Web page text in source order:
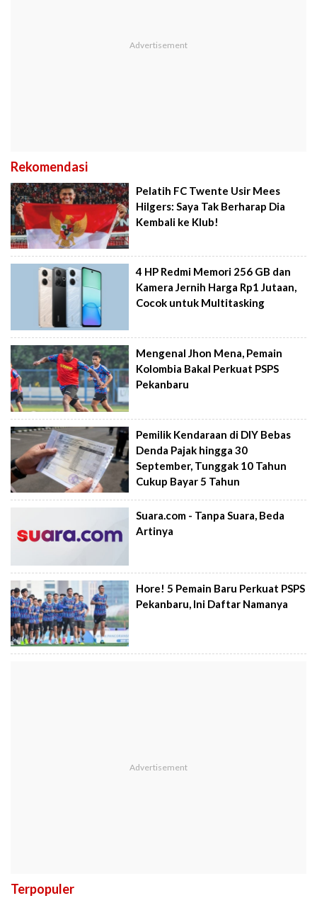
Rekomendasi
Pelatih FC Twente Usir Mees
Hilgers: Saya Tak Berharap Dia
Kembali ke Klub!
4 HP Redmi Memori 256 GB dan
Kamera Jernih Harga Rp1 Jutaan,
Cocok untuk Multitasking
Mengenal Jhon Mena, Pemain
Kolombia Bakal Perkuat PSPS
Pekanbaru
Pemilik Kendaraan di DIY Bebas
Denda Pajak hingga 30
September, Tunggak 10 Tahun
Cukup Bayar 5 Tahun
Suara.com - Tanpa Suara, Beda
Artinya
Hore! 5 Pemain Baru Perkuat PSPS
Pekanbaru, Ini Daftar Namanya
Terpopuler